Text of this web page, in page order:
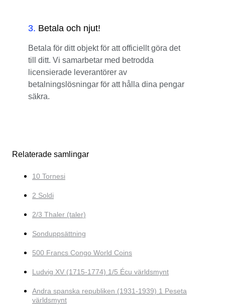
3. Betala och njut!
Betala för ditt objekt för att officiellt göra det
till ditt. Vi samarbetar med betrodda
licensierade leverantörer av
betalningslösningar för att hålla dina pengar
säkra.
Relaterade samlingar
10 Tornesi
2 Soldi
2/3 Thaler (taler)
Sonduppsättning
500 Francs Congo World Coins
Ludvig XV (1715-1774) 1/5 Écu världsmynt
Andra spanska republiken (1931-1939) 1 Peseta
världsmynt